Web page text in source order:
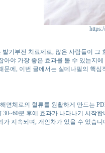
기부전 치료제로, 많은 사람들이
아야 가장 좋은 효과를 볼 수 있는지
문에, 이번 글에서는 실데나필의 핵
면체로의 혈류를 원활하게 만드는
30~60분 후에 효과가 나타나기 시작합
가 지속되며, 개인차가 있을 수 있습니